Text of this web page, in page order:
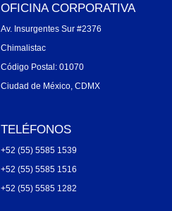
OFICINA CORPORATIVA
Av. Insurgentes Sur #2376
Chimalistac
Código Postal: 01070
Ciudad de México, CDMX
TELÉFONOS
+52 (55) 5585 1539
+52 (55) 5585 1516
+52 (55) 5585 1282